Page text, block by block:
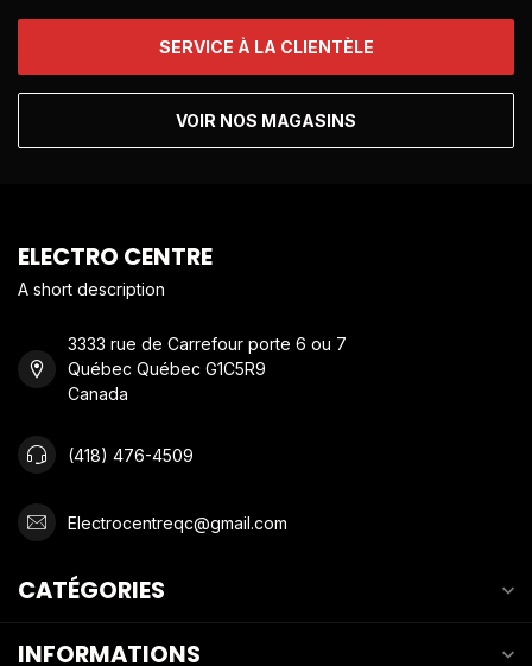
SERVICE À LA CLIENTÈLE
VOIR NOS MAGASINS
ELECTRO CENTRE
A short description
3333 rue de Carrefour porte 6 ou 7
Québec Québec G1C5R9
Canada
(418) 476-4509
Electrocentreqc@gmail.com
CATÉGORIES
INFORMATIONS